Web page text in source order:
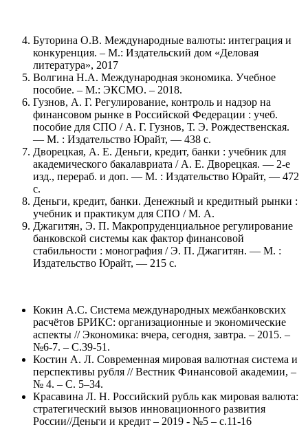
Буторина О.В. Международные валюты: интеграция и
конкуренция. – М.: Издательский дом «Деловая
литература», 2017
Волгина Н.А. Международная экономика. Учебное
пособие. – М.: ЭКСМО. – 2018.
Гузнов, А. Г. Регулирование, контроль и надзор на
финансовом рынке в Российской Федерации : учеб.
пособие для СПО / А. Г. Гузнов, Т. Э. Рождественская.
— М. : Издательство Юрайт, — 438 с.
Дворецкая, А. Е. Деньги, кредит, банки : учебник для
академического бакалавриата / А. Е. Дворецкая. — 2-е
изд., перераб. и доп. — М. : Издательство Юрайт, — 472
с.
Деньги, кредит, банки. Денежный и кредитный рынки :
учебник и практикум для СПО / М. А.
Джагитян, Э. П. Макропруденциальное регулирование
банковской системы как фактор финансовой
стабильности : монография / Э. П. Джагитян. — М. :
Издательство Юрайт, — 215 с.
Кокин А.С. Система международных межбанковских
расчётов БРИКС: организационные и экономические
аспекты // Экономика: вчера, сегодня, завтра. – 2015. –
№6-7. – С.39-51.
Костин А. Л. Современная мировая валютная система и
перспективы рубля // Вестник Финансовой академии, –
№ 4. – С. 5–34.
Красавина Л. Н. Российский рубль как мировая валюта:
стратегический вызов инновационного развития
России//Деньги и кредит – 2019 - №5 – с.11-16